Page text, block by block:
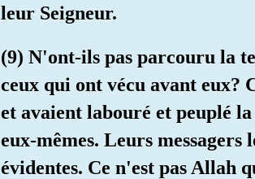
leur Seigneur.
(9) N'ont-ils pas parcouru la
ceux qui ont vécu avant eux?
et avaient labouré et peuplé
eux-mêmes. Leurs
évidentes. Ce n'est pas